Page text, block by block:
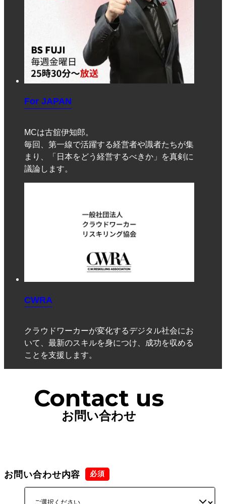
For JAPAN
MCは古舘伊知郎。
毎回、第一線で活躍する経営者や識者たちが集
まり、「日本をどう経営するべきか」を真剣に
議論します。
CWRA
クラウドワーカーが変化するデジタル社会にお
いて、最新のスキルを身につけ、成功を収める
ことを支援します。
Contact us
お問い合わせ
お問い合わせ内容